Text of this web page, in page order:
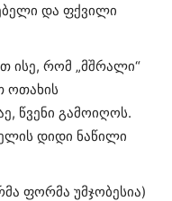
და ფქვილი
ისე, რომ „მშრალი“
ოთახის
წვენი გამოიღოს.
დიდი ნაწილი
ფორმა უმჯობესია)